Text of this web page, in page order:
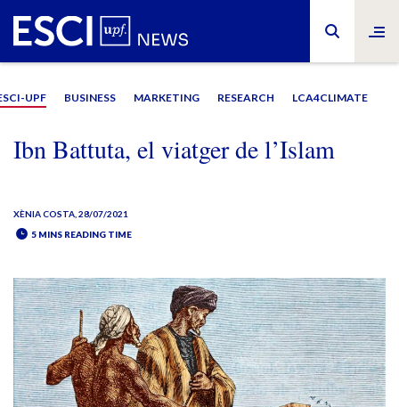
UPF BUSINESS MARKETING RESEARCH LCA4CLIMATE
Ibn Battuta, el viatger de l’Islam
XÈNIA COSTA , 28/07/2021
5 MINS READING TIME